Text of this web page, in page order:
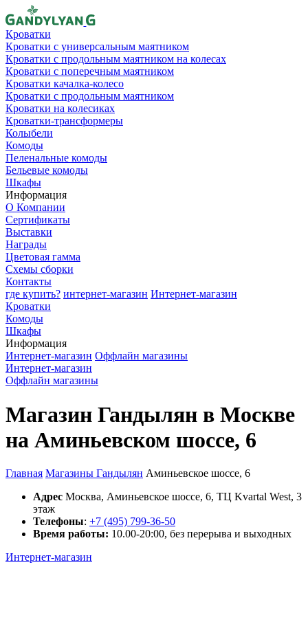
Кроватки
Кроватки с универсальным маятником
Кроватки с продольным маятником на колесах
Кроватки с поперечным маятником
Кроватки качалка-колесо
Кроватки с продольным маятником
Кроватки на колесиках
Кроватки-трансформеры
Колыбели
Комоды
Пеленальные комоды
Бельевые комоды
Шкафы
Информация
О Компании
Сертификаты
Выставки
Награды
Цветовая гамма
Схемы сборки
Контакты
где купить? интернет-магазин Интернет-магазин
Кроватки
Комоды
Шкафы
Информация
Интернет-магазин Оффлайн магазины
Интернет-магазин
Оффлайн магазины
Магазин Гандылян в Москве
на Аминьевском шоссе, 6
Главная Магазины Гандылян Аминьевское шоссе, 6
Адрес Москва, Аминьевское шоссе, 6, ТЦ Kvartal West, 3
этаж
Телефоны: +7 (495) 799-36-50
Время работы: 10.00-20:00, без перерыва и выходных
Интернет-магазин